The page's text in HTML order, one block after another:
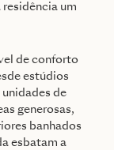
residência um
de conforto
estúdios
de
generosas,
banhados
esbatam a